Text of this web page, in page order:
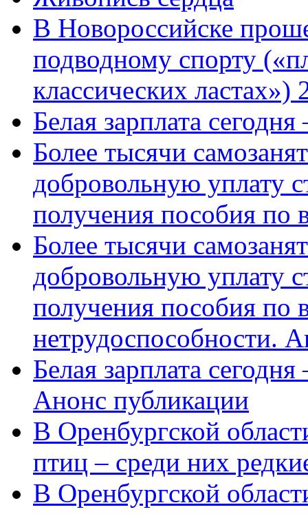
В Новороссийске
подводному спорту
классических ластах»)
Белая зарплата
Более тысячи
добровольную уплату
получения пособия по
Более тысячи
добровольную уплату
получения пособия по
нетрудоспособности.
Белая зарплата
Анонс публикации
В Оренбургской
птиц – среди них
В Оренбургской